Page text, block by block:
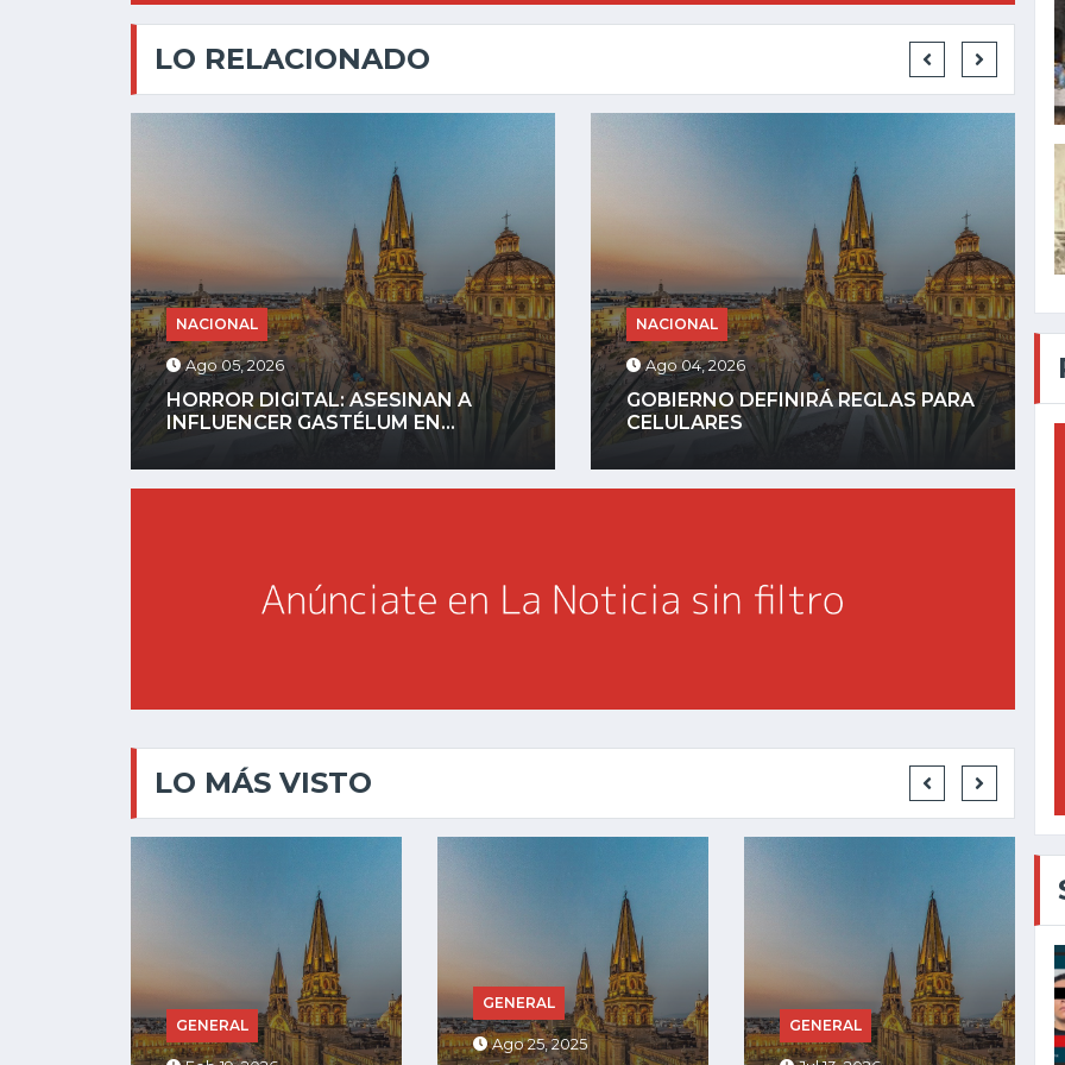
LO RELACIONADO
NACIONAL
Ago 04, 2026
GOBIERNO DEFINIRÁ REGLAS PARA
CELULARES
NACIONAL
Ago 03, 2026
SHEINBAUM REIVINDICA
PRINCIPIOS DE LA 4T
LO MÁS VISTO
GENERAL
Ago 25, 2025
GENERAL
GENERAL
Jul 27, 2025